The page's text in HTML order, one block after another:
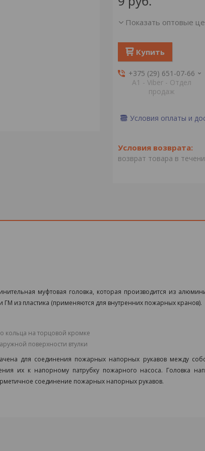
Показать оптовые
Купить
+375 (29) 651-07-66
А1 - Viber - Отдел
продаж
Условия оплаты и
возврат товара в
муфтовая головка, которая производится из
из пластика (применяются для внутренних пожарных кранов).
кольца на торцовой кромке
поверхности втулки
для соединения пожарных напорных рукавов между
их к напорному патрубку пожарного насоса. Головка
соединение пожарных напорных рукавов.